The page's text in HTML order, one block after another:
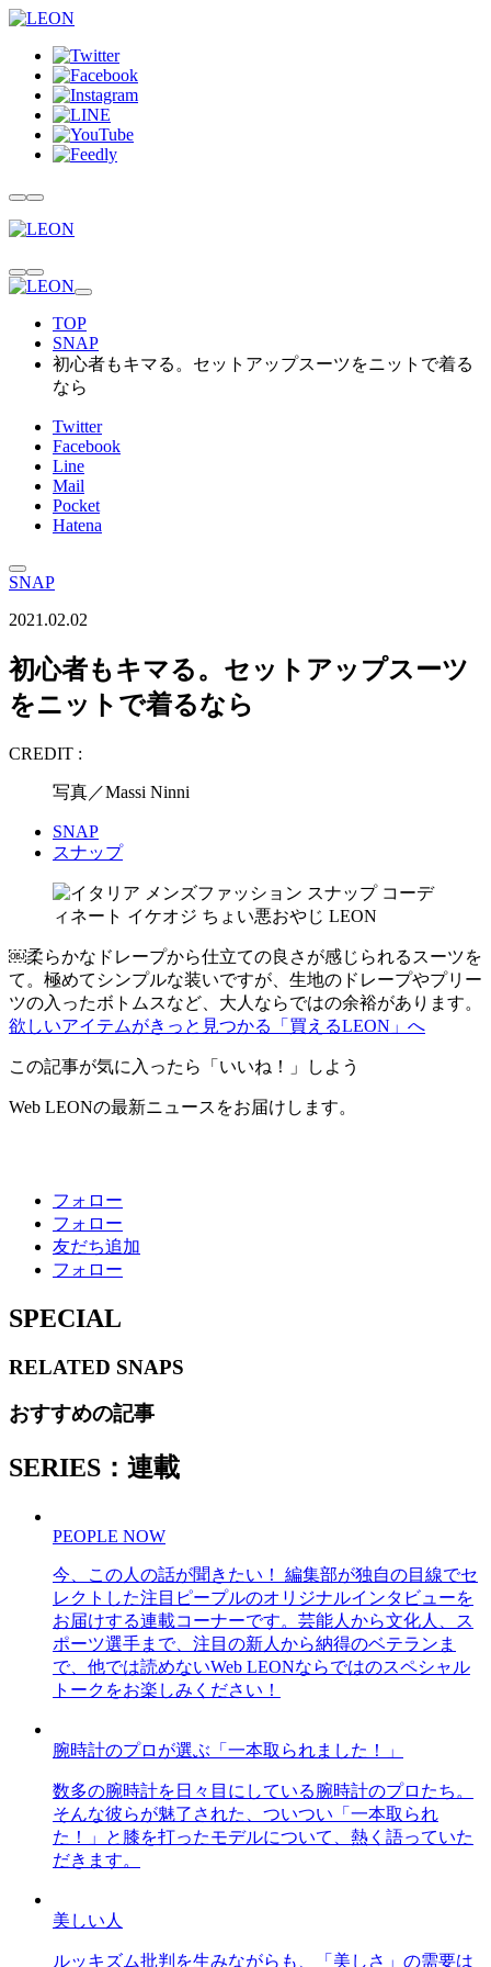
TOP
SNAP
初心者もキマる。セットアップスーツをニットで着る
なら
Twitter
Facebook
Line
Mail
Pocket
Hatena
SNAP
2021.02.02
初心者もキマる。セットアップスーツ
をニットで着るなら
CREDIT :
写真／Massi Ninni
SNAP
スナップ
￼柔らかなドレープから仕立ての良さが感じられるスーツを
て。極めてシンプルな装いですが、生地のドレープやプリー
ツの入ったボトムスなど、大人ならではの余裕があります。
欲しいアイテムがきっと見つかる「買えるLEON」へ
この記事が気に入ったら「いいね！」しよう
Web LEONの最新ニュースをお届けします。
フォロー
フォロー
友だち追加
フォロー
SPECIAL
RELATED SNAPS
おすすめの記事
SERIES：連載
PEOPLE NOW
今、この人の話が聞きたい！ 編集部が独自の目線でセ
レクトした注目ピープルのオリジナルインタビューを
お届けする連載コーナーです。芸能人から文化人、ス
ポーツ選手まで、注目の新人から納得のベテランま
で、他では読めないWeb LEONならではのスペシャル
トークをお楽しみください！
腕時計のプロが選ぶ「一本取られました！」
数多の腕時計を日々目にしている腕時計のプロたち。
そんな彼らが魅了された、ついつい「一本取られ
た！」と膝を打ったモデルについて、熱く語っていた
だきます。
美しい人
ルッキズム批判を生みながらも、「美しさ」の需要は